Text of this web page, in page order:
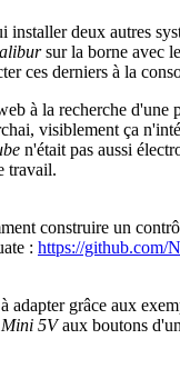
deux autres
sur la borne avec
ces derniers à la
à la recherche d'une
visiblement ça
n'était pas aussi
travail.
construire un
: https://github.com/
adapter grâce aux
5Vaux boutons